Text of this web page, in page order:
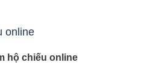
hộ chiếu online